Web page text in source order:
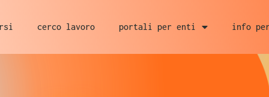
cerco lavoro portali per enti info